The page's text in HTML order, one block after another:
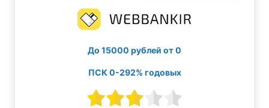
До 15000 рублей от 0
ПСК 0-292% годовых